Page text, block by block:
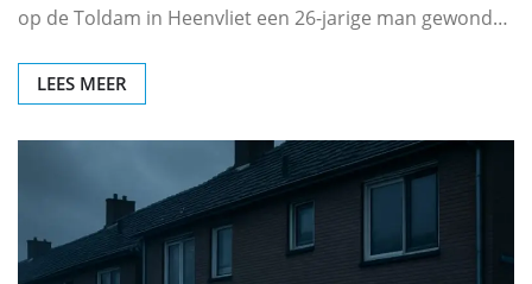
op de Toldam in Heenvliet een 26-jarige man gewond…
LEES MEER